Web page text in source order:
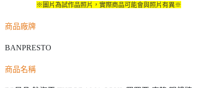
※圖片為試作品照片，實際商品可能會與照片有異※
商品廠牌
BANPRESTO
商品名稱